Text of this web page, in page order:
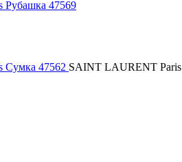
SAINT LAURENT Paris